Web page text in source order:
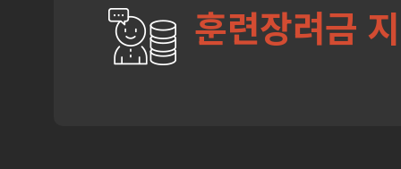
훈련장려금